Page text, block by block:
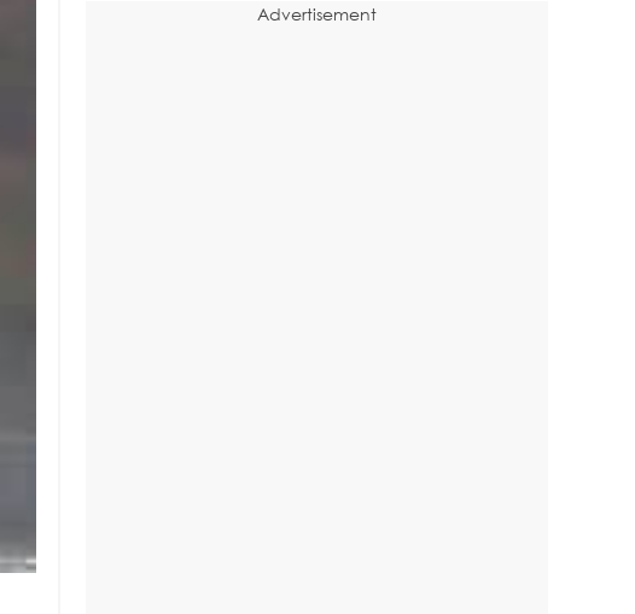
Advertisement